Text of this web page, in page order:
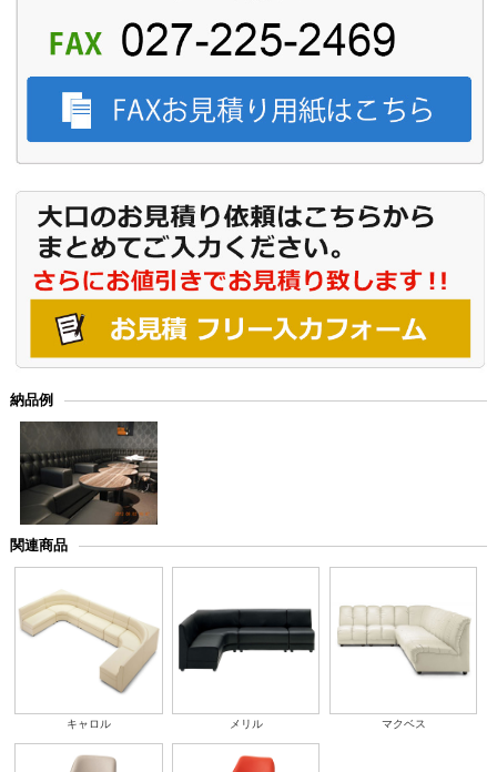
納品例
関連商品
キャロル メリル マクベス